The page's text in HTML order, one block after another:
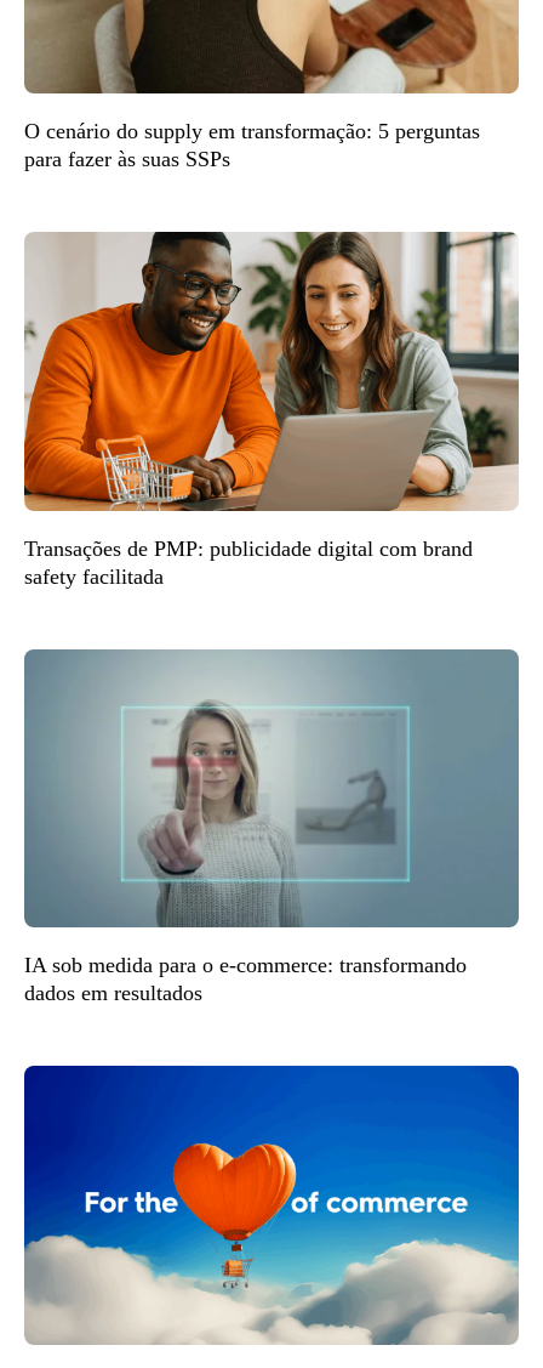
O cenário do supply em transformação: 5 perguntas
para fazer às suas SSPs
Transações de PMP: publicidade digital com brand
safety facilitada
IA sob medida para o e-commerce: transformando
dados em resultados